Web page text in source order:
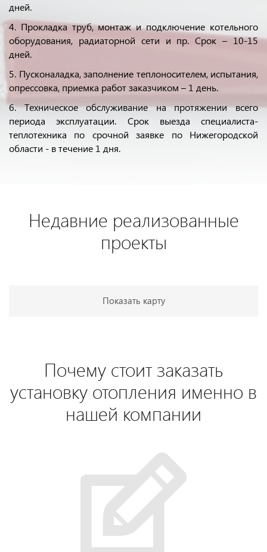
дней.
4. Прокладка труб, монтаж и подключение котельного
оборудования, радиаторной сети и пр. Срок – 10-15
дней.
5. Пусконаладка, заполнение теплоносителем, испытания,
опрессовка, приемка работ заказчиком – 1 день.
6. Техническое обслуживание на протяжении всего
периода эксплуатации. Срок выезда специалиста-
теплотехника по срочной заявке по Нижегородской
области - в течение 1 дня.
Недавние реализованные
проекты
Показать карту
Почему стоит заказать
установку отопления именно в
нашей компании